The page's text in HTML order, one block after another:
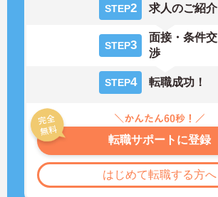
STEP2 求人のご紹介
STEP3
面接・条件交
渉
STEP4 転職成功！
転職サポートに登録
はじめて転職する方へ